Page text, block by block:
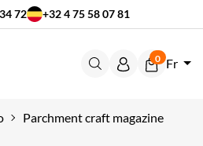
72 +32 4 75 58 07 81
0 Fr
Parchment craft magazine